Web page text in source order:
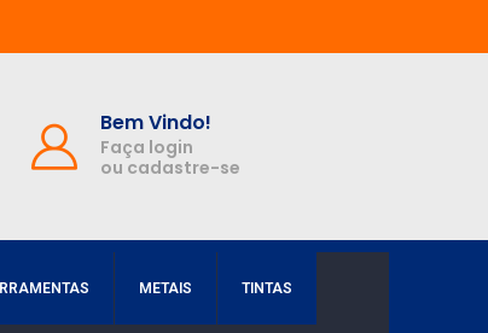
Bem Vindo!
Faça login
ou cadastre-se
METAIS TINTAS